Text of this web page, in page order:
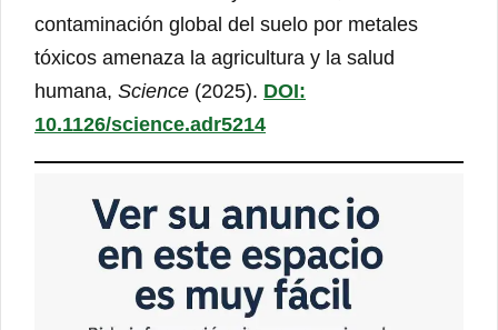
contaminación global del suelo por metales
tóxicos amenaza la agricultura y la salud
humana, Science (2025). DOI:
10.1126/science.adr5214